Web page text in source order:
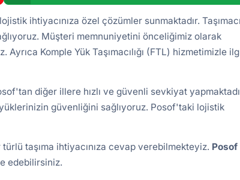
ihtiyacınıza özel çözümler sunmaktadır.
Müşteri memnuniyetini önceliğimiz olarak
Ayrıca Komple Yük Taşımacılığı (FTL) hizmetimizle
diğer illere hızlı ve güvenli sevkiyat
güvenliğini sağlıyoruz. Posof'taki lojistik
taşıma ihtiyacınıza cevap verebilmekteyiz. Posof
edebilirsiniz.